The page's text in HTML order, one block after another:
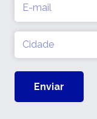
(obrigatório)